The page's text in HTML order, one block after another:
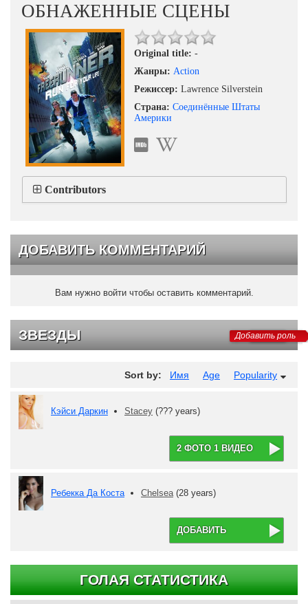
ОБНАЖЕННЫЕ СЦЕНЫ
Original title: -
Жанры: Action
Режиссер: Lawrence Silverstein
Страна: Соединённые Штаты
Америки
Contributors
ДОБАВИТЬ КОММЕНТАРИЙ
Вам нужно войти чтобы оставить комментарий.
ЗВЕЗДЫ Добавить роль
Sort by: Имя Age Popularity
Кэйси Даркин Stacey (??? years)
2 ФОТО 1 ВИДЕО
Ребекка Да Коста Chelsea (28 years)
ДОБАВИТЬ
ГОЛАЯ СТАТИСТИКА